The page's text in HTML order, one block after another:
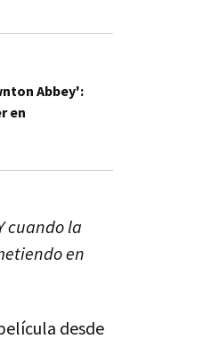
Abbey':
en
cuando la
en
desde